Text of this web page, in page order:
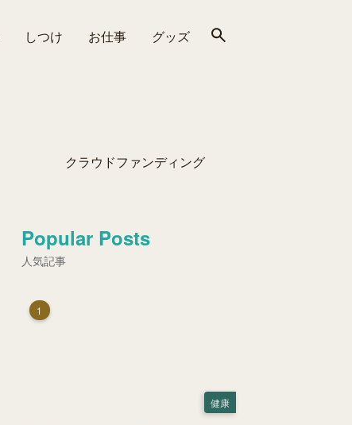
しつけ お仕事 グッズ
クラウドファンディング
Popular Posts
人気記事
1
健康